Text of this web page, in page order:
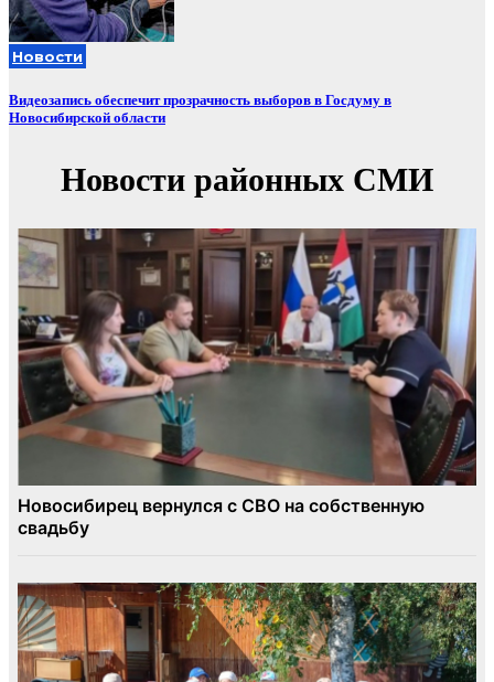
Новости
Видеозапись обеспечит прозрачность выборов в Госдуму в
Новосибирской области